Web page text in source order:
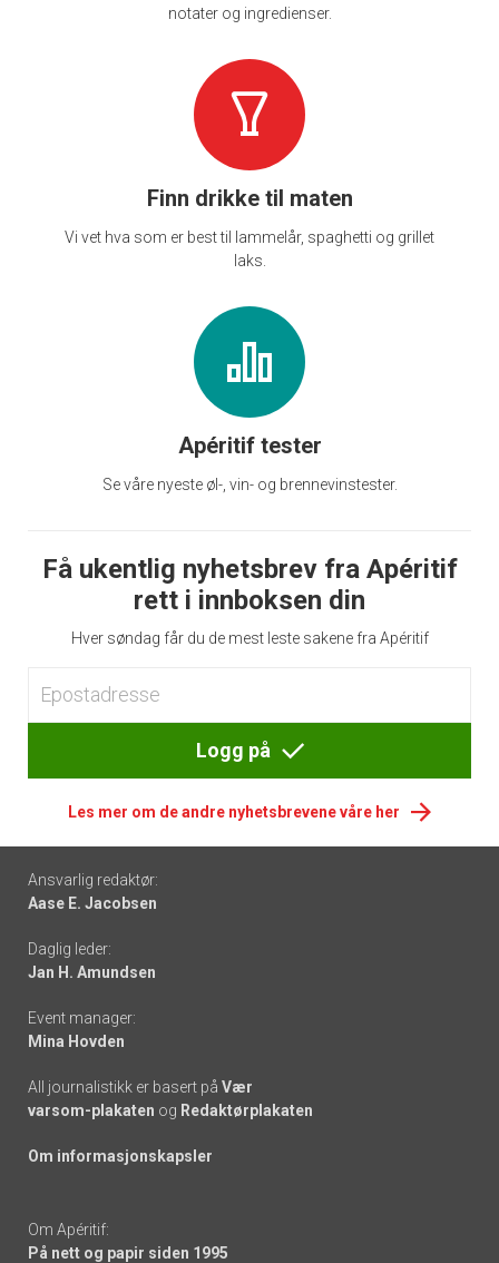
notater og ingredienser.
Finn drikke til maten
Vi vet hva som er best til lammelår, spaghetti og grillet
laks.
Apéritif tester
Se våre nyeste øl-, vin- og brennevinstester.
Få ukentlig nyhetsbrev fra Apéritif
rett i innboksen din
Hver søndag får du de mest leste sakene fra Apéritif
Logg på
Les mer om de andre nyhetsbrevene våre her
Footer
-
links
Ansvarlig redaktør:
Aase E. Jacobsen
Daglig leder:
Jan H. Amundsen
Event manager:
Mina Hovden
All journalistikk er basert på Vær
varsom-plakaten og Redaktørplakaten
Om informasjonskapsler
Om Apéritif:
På nett og papir siden 1995